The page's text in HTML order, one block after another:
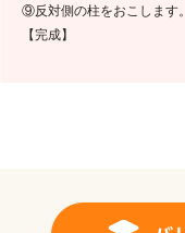
⑨反対側の柱をおこします
【完成】